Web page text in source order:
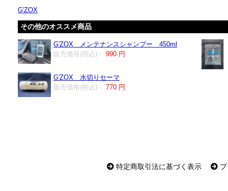
G'ZOX
その他のオススメ商品
G'ZOX メンテナンスシャンプー 450ml
販売価格(税込)：
990 円
G'ZOX 水切りセーマ
販売価格(税込)：
770 円
特定商取引法に基づく表示